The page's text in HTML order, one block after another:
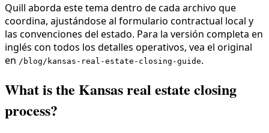
Quill aborda este tema dentro de cada archivo que
coordina, ajustándose al formulario contractual local y
las convenciones del estado. Para la versión completa en
inglés con todos los detalles operativos, vea el original
en /blog/kansas-real-estate-closing-guide.
What is the Kansas real estate closing
process?